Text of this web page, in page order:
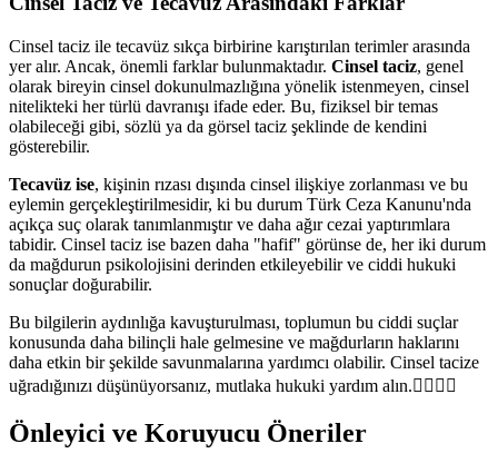
Cinsel taciz ile tecavüz sıkça birbirine karıştırılan terimler arasında
yer alır. Ancak, önemli farklar bulunmaktadır. Cinsel taciz, genel
olarak bireyin cinsel dokunulmazlığına yönelik istenmeyen, cinsel
nitelikteki her türlü davranışı ifade eder. Bu, fiziksel bir temas
olabileceği gibi, sözlü ya da görsel taciz şeklinde de kendini
gösterebilir.
Tecavüz ise, kişinin rızası dışında cinsel ilişkiye zorlanması ve bu
eylemin gerçekleştirilmesidir, ki bu durum Türk Ceza Kanunu'nda
açıkça suç olarak tanımlanmıştır ve daha ağır cezai yaptırımlara
tabidir. Cinsel taciz ise bazen daha "hafif" görünse de, her iki durum
da mağdurun psikolojisini derinden etkileyebilir ve ciddi hukuki
sonuçlar doğurabilir.
Bu bilgilerin aydınlığa kavuşturulması, toplumun bu ciddi suçlar
konusunda daha bilinçli hale gelmesine ve mağdurların haklarını
daha etkin bir şekilde savunmalarına yardımcı olabilir. Cinsel tacize
uğradığınızı düşünüyorsanız, mutlaka hukuki yardım alın.👩‍⚖️👨‍⚖️
Önleyici ve Koruyucu Öneriler